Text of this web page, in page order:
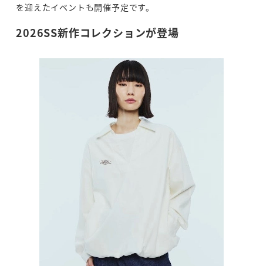
を迎えたイベントも開催予定です。
2026SS新作コレクションが登場